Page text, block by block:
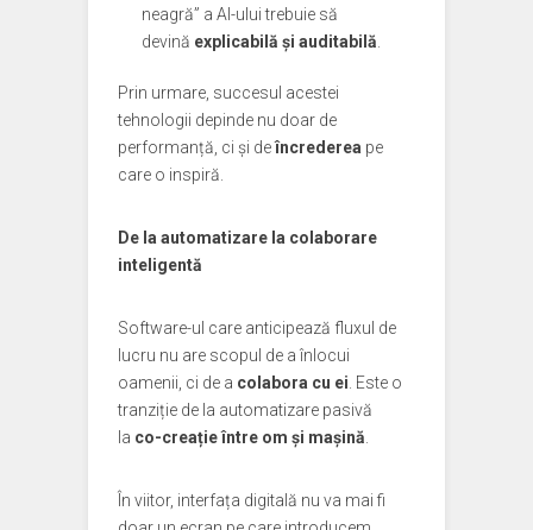
neagră” a AI-ului trebuie să
devină explicabilă și auditabilă
Prin urmare, succesul acestei
tehnologii depinde nu doar de
performanță, ci și deîncrederea pe
care o inspiră.
De la automatizare la colaborare
inteligentă
Software-ul care anticipează fluxul de
lucru nu are scopul de a înlocui
oamenii, ci de a colabora cu ei . Este o
tranziție de la automatizare pasivă
la co-creație între om și mașină
În viitor, interfața digitală nu va mai fi